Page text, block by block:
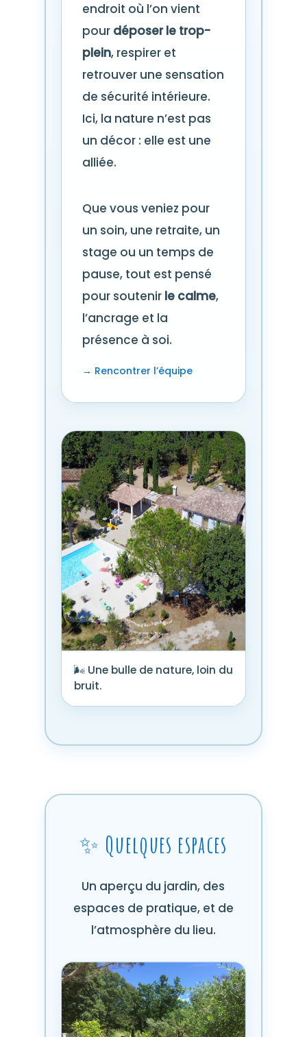
endroit où l’on vient
pour déposer le trop-
plein, respirer et
retrouver une sensation
de sécurité intérieure.
Ici, la nature n’est pas
un décor : elle est une
alliée.
Que vous veniez pour
un soin, une retraite, un
stage ou un temps de
pause, tout est pensé
pour soutenir le calme,
l’ancrage et la
présence à soi.
→ Rencontrer l’équipe
🌬️ Une bulle de nature, loin du
bruit.
✨ Quelques espaces
Un aperçu du jardin, des
espaces de pratique, et de
l’atmosphère du lieu.